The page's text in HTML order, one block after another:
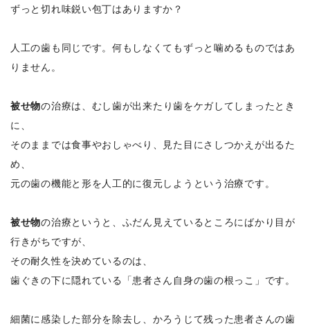
ずっと切れ味鋭い包丁はありますか？
人工の歯も同じです。何もしなくてもずっと噛めるものではあ
りません。
被せ物の治療は、むし歯が出来たり歯をケガしてしまったとき
に、
そのままでは食事やおしゃべり、見た目にさしつかえが出るた
め、
元の歯の機能と形を人工的に復元しようという治療です。
被せ物の治療というと、ふだん見えているところにばかり目が
行きがちですが、
その耐久性を決めているのは、
歯ぐきの下に隠れている「患者さん自身の歯の根っこ」です。
細菌に感染した部分を除去し、かろうじて残った患者さんの歯